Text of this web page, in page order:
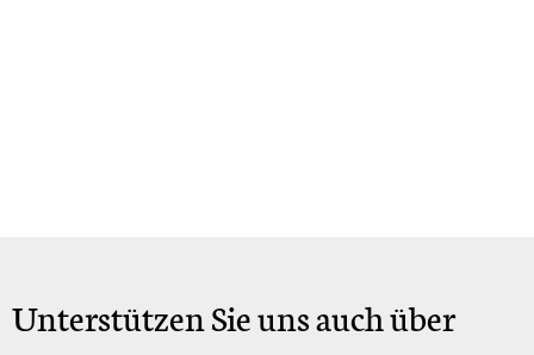
Unterstützen Sie uns auch über